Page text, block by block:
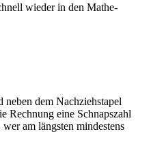
wieder in den Mathe-
dem Nachziehstapel
Rechnung eine Schnapszahl
am längsten mindestens